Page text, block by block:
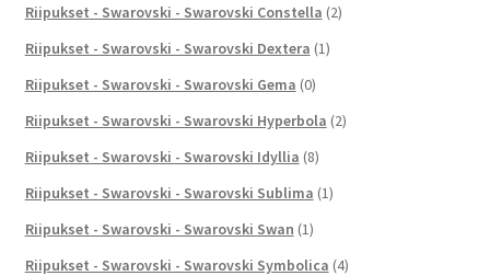
Riipukset - Swarovski - Swarovski Constella (2)
Riipukset - Swarovski - Swarovski Dextera (1)
Riipukset - Swarovski - Swarovski Gema (0)
Riipukset - Swarovski - Swarovski Hyperbola (2)
Riipukset - Swarovski - Swarovski Idyllia (8)
Riipukset - Swarovski - Swarovski Sublima (1)
Riipukset - Swarovski - Swarovski Swan (1)
Riipukset - Swarovski - Swarovski Symbolica (4)